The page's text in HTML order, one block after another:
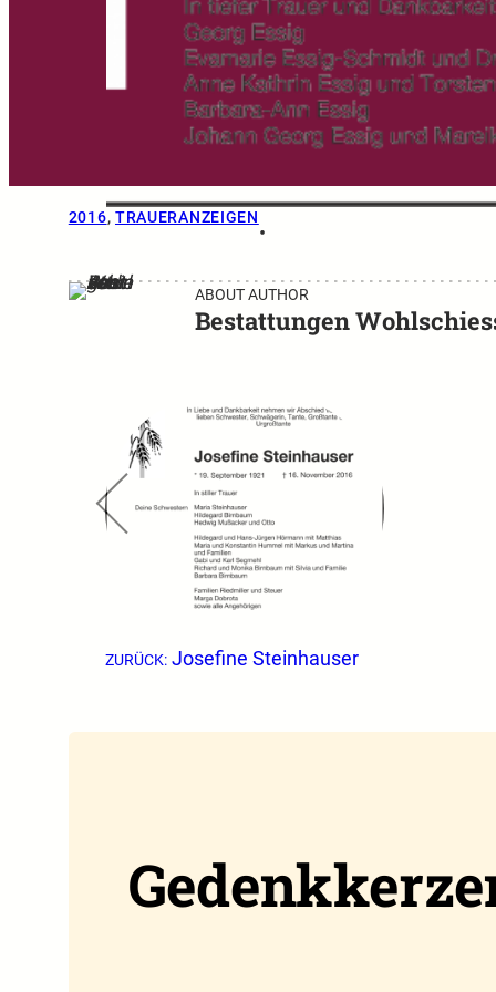
2016, TRAUERANZEIGEN
•
ABOUT AUTHOR
Bestattungen
←
ZURÜCK: Josefine Steinhauser